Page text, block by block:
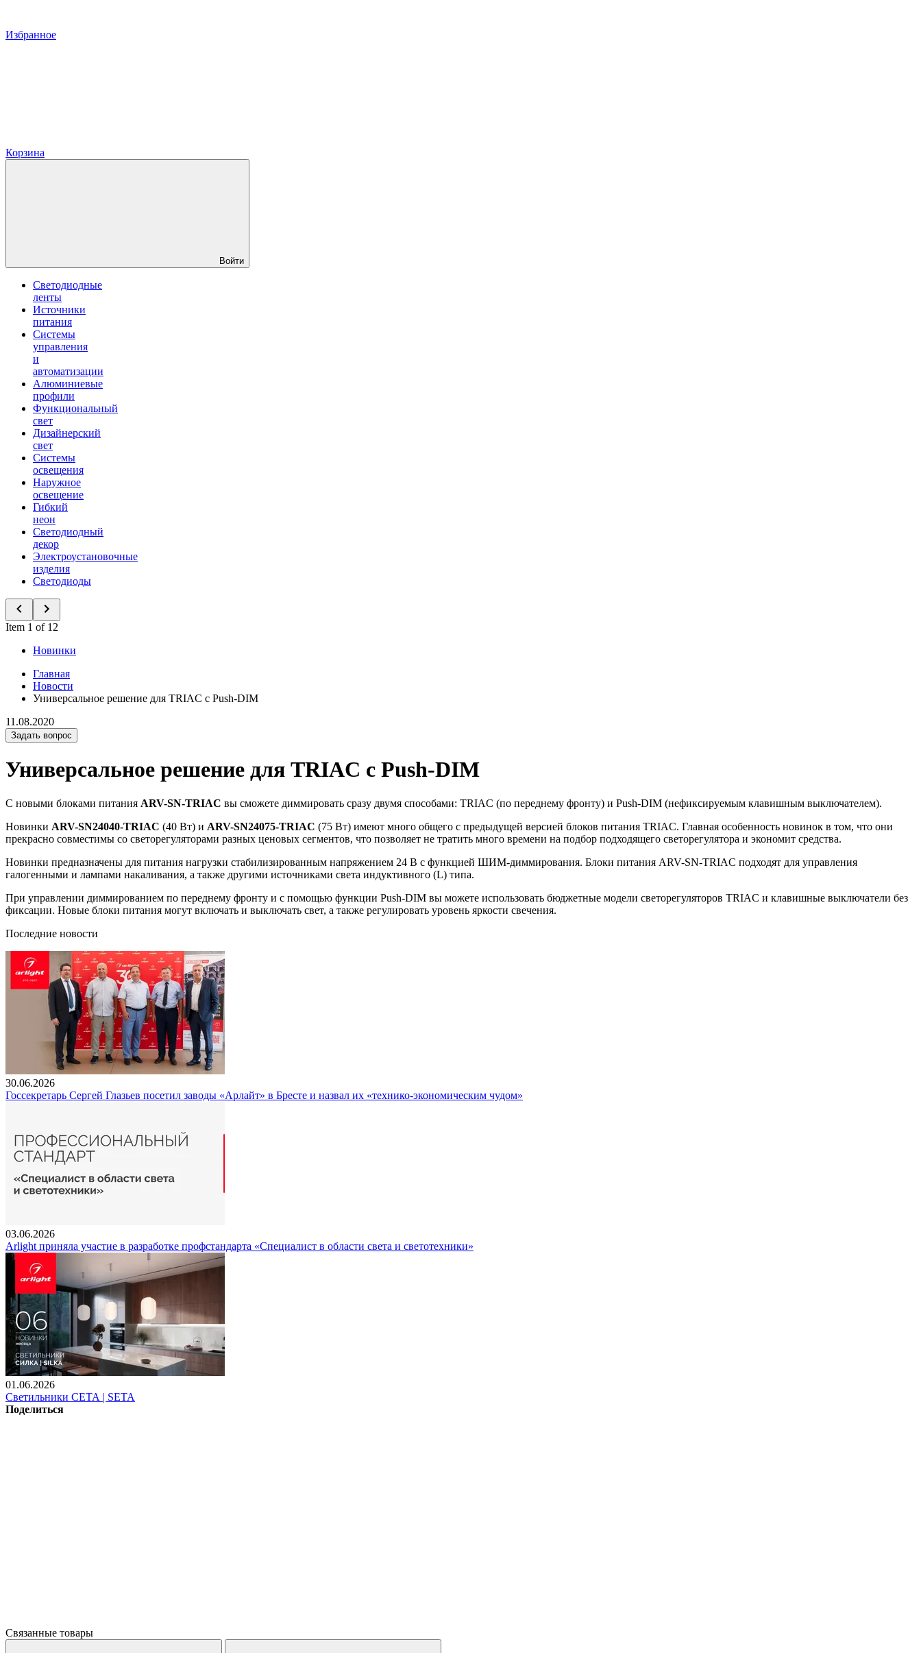
Избранное
Корзина
Войти
Светодиодные
ленты
Источники
питания
Системы
управления
и
автоматизации
Алюминиевые
профили
Функциональный
свет
Дизайнерский
свет
Системы
освещения
Наружное
освещение
Гибкий
неон
Светодиодный
декор
Электроустановочные
изделия
Светодиоды
Item 1 of 12
Новинки
Главная
Новости
Универсальное решение для TRIAC с Push-DIM
11.08.2020
Задать вопрос
Универсальное решение для TRIAC с Push-DIM
С новыми блоками питания ARV-SN-TRIAC вы сможете диммировать сразу двумя способами: TRIAC (по переднему фронту) и Push-DIM (нефиксируемым клавишным выключателем).
Новинки ARV-SN24040-TRIAC (40 Вт) и ARV-SN24075-TRIAC (75 Вт) имеют много общего с предыдущей версией блоков питания TRIAC. Главная особенность новинок в том, что они
прекрасно совместимы со светорегуляторами разных ценовых сегментов, что позволяет не тратить много времени на подбор подходящего светорегулятора и экономит средства.
Новинки предназначены для питания нагрузки стабилизированным напряжением 24 В с функцией ШИМ-диммирования. Блоки питания ARV-SN-TRIAC подходят для управления
галогенными и лампами накаливания, а также другими источниками света индуктивного (L) типа.
При управлении диммированием по переднему фронту и с помощью функции Push-DIM вы можете использовать бюджетные модели светорегуляторов TRIAC и клавишные выключатели без
фиксации. Новые блоки питания могут включать и выключать свет, а также регулировать уровень яркости свечения.
Последние новости
30.06.2026
Госсекретарь Сергей Глазьев посетил заводы «Арлайт» в Бресте и назвал их «технико-экономическим чудом»
03.06.2026
Arlight приняла участие в разработке профстандарта «Специалист в области света и светотехники»
01.06.2026
Светильники СЕТА | SETA
Поделиться
Связанные товары